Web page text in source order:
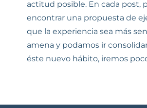
actitud posible. En cada post,
encontrar una propuesta de
que la experiencia sea más
amena y podamos ir
éste nuevo hábito, iremos